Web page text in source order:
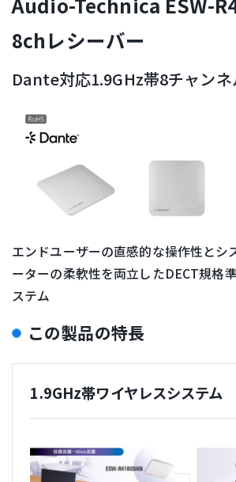
8chレシーバー
Dante対応1.9GHz帯8チャン
エンドユーザーの直感的な操作性とシ
ーターの柔軟性を両立したDECT規格
ステム
この製品の特長
1.9GHz帯ワイヤレスシステム